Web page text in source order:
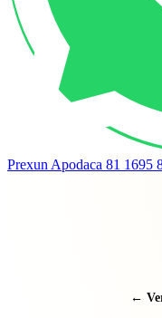
Prexun Apodaca 81 1695
←